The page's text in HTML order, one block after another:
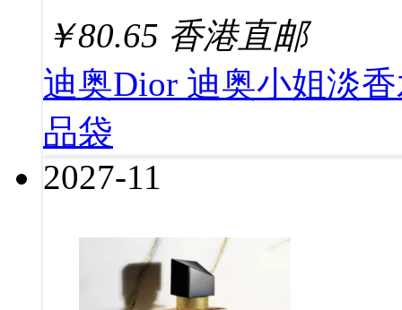
￥80.65 香港直邮
迪奥Dior 迪奥小姐淡
品袋
2027-11